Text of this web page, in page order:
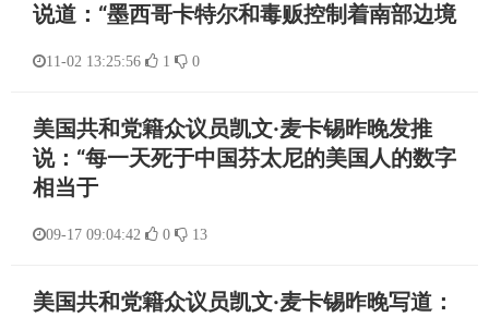
说道：“墨西哥卡特尔和毒贩控制着南部边境
11-02 13:25:56 1 0
美国共和党籍众议员凯文·麦卡锡昨晚发推
说：“每一天死于中国芬太尼的美国人的数字
相当于
09-17 09:04:42 0 13
美国共和党籍众议员凯文·麦卡锡昨晚写道：